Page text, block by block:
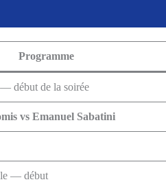
Programme
début de la soirée
vs Emanuel Sabatini
— début